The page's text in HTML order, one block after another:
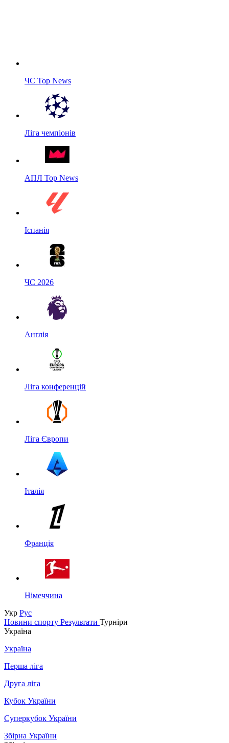
ЧС Top News
Ліга чемпіонів
АПЛ Top News
Іспанія
ЧС 2026
Англія
Ліга конференцій
Ліга Європи
Італія
Франція
Німеччина
Укр Рус
Новини спорту Результати Турніри
Україна
Україна
Перша ліга
Друга ліга
Кубок України
Суперкубок України
Збірна України